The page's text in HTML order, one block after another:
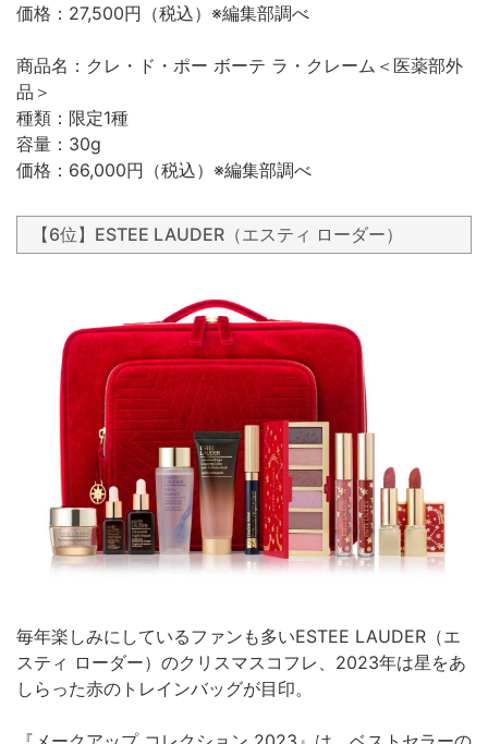
価格：27,500円（税込）※編集部調べ
商品名：クレ・ド・ポー ボーテ ラ・クレーム＜医薬部外
品＞
種類：限定1種
容量：30g
価格：66,000円（税込）※編集部調べ
【6位】ESTEE LAUDER（エスティ ローダー）
毎年楽しみにしているファンも多いESTEE LAUDER（エ
スティ ローダー）のクリスマスコフレ、2023年は星をあ
しらった赤のトレインバッグが目印。